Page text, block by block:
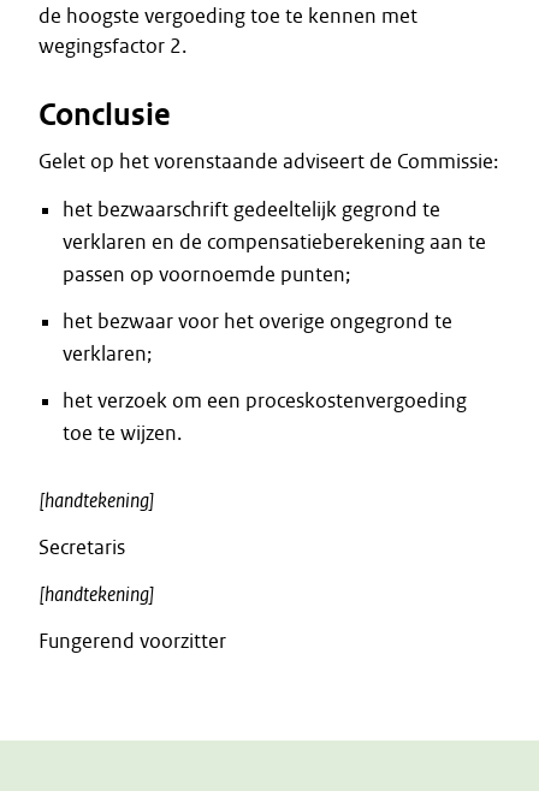
de hoogste vergoeding toe te kennen met
wegingsfactor 2.
Conclusie
Gelet op het vorenstaande adviseert de Commissie:
het bezwaarschrift gedeeltelijk gegrond te
verklaren en de compensatieberekening aan te
passen op voornoemde punten;
het bezwaar voor het overige ongegrond te
verklaren;
het verzoek om een proceskostenvergoeding
toe te wijzen.
[handtekening]
Secretaris
[handtekening]
Fungerend voorzitter